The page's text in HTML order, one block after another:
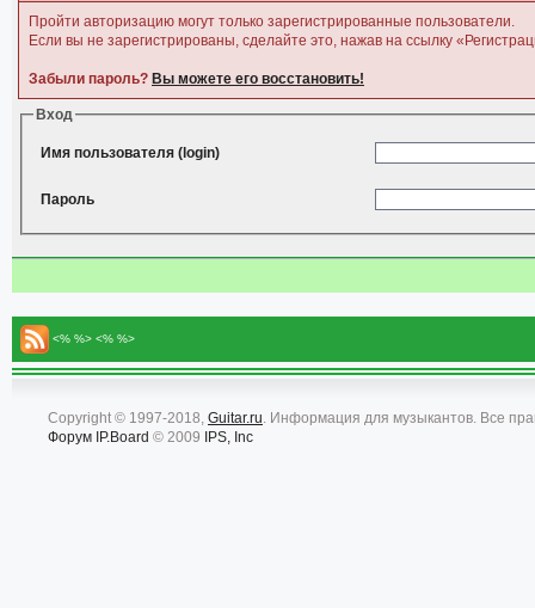
Пройти авторизацию могут только зарегистрированные пользователи.
Если вы не зарегистрированы, сделайте это, нажав на ссылку
Забыли пароль? Вы можете его восстановить!
Вход
Имя пользователя (login)
Пароль
<% %> <% %>
Copyright © 1997-2018, Guitar.ru. Информация для музыкантов. Все
Форум IP.Board © 2009 IPS, Inc